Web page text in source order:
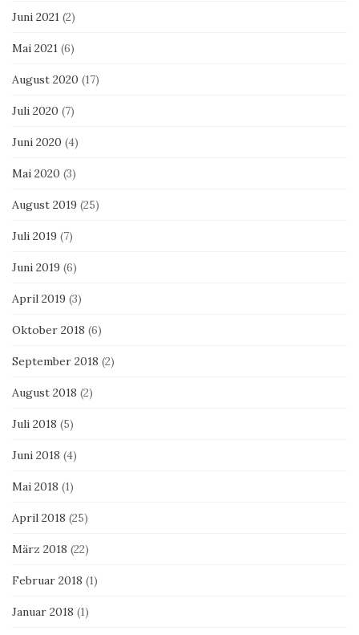
Juni 2021 (2)
Mai 2021 (6)
August 2020 (17)
Juli 2020 (7)
Juni 2020 (4)
Mai 2020 (3)
August 2019 (25)
Juli 2019 (7)
Juni 2019 (6)
April 2019 (3)
Oktober 2018 (6)
September 2018 (2)
August 2018 (2)
Juli 2018 (5)
Juni 2018 (4)
Mai 2018 (1)
April 2018 (25)
März 2018 (22)
Februar 2018 (1)
Januar 2018 (1)